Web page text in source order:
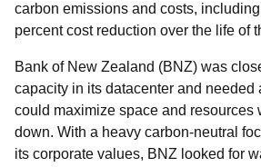
carbon emissions and costs,
percent cost reduction over the life of
Bank of New Zealand (BNZ) was
capacity in its datacenter and needed
could maximize space and resources
down. With a heavy carbon-neutral
its corporate values, BNZ looked for